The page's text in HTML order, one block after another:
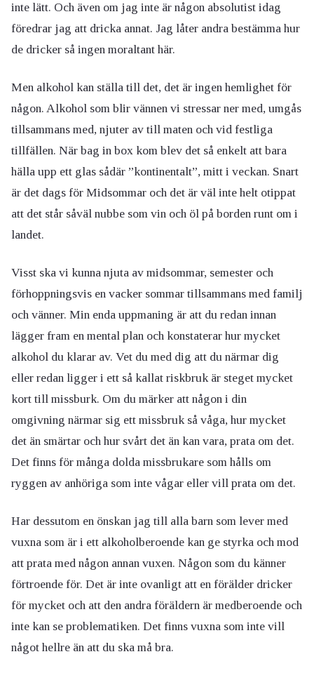
inte lätt. Och även om jag inte är någon absolutist idag
föredrar jag att dricka annat. Jag låter andra bestämma hur
de dricker så ingen moraltant här.
Men alkohol kan ställa till det, det är ingen hemlighet för
någon. Alkohol som blir vännen vi stressar ner med, umgås
tillsammans med, njuter av till maten och vid festliga
tillfällen. När bag in box kom blev det så enkelt att bara
hälla upp ett glas sådär ”kontinentalt”, mitt i veckan. Snart
är det dags för Midsommar och det är väl inte helt otippat
att det står såväl nubbe som vin och öl på borden runt om i
landet.
Visst ska vi kunna njuta av midsommar, semester och
förhoppningsvis en vacker sommar tillsammans med familj
och vänner. Min enda uppmaning är att du redan innan
lägger fram en mental plan och konstaterar hur mycket
alkohol du klarar av. Vet du med dig att du närmar dig
eller redan ligger i ett så kallat riskbruk är steget mycket
kort till missburk. Om du märker att någon i din
omgivning närmar sig ett missbruk så våga, hur mycket
det än smärtar och hur svårt det än kan vara, prata om det.
Det finns för många dolda missbrukare som hålls om
ryggen av anhöriga som inte vågar eller vill prata om det.
Har dessutom en önskan jag till alla barn som lever med
vuxna som är i ett alkoholberoende kan ge styrka och mod
att prata med någon annan vuxen. Någon som du känner
förtroende för. Det är inte ovanligt att en förälder dricker
för mycket och att den andra föräldern är medberoende och
inte kan se problematiken. Det finns vuxna som inte vill
något hellre än att du ska må bra.